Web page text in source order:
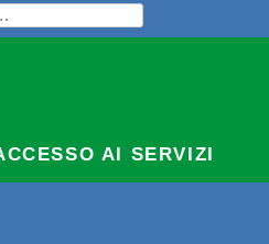
AI SERVIZI